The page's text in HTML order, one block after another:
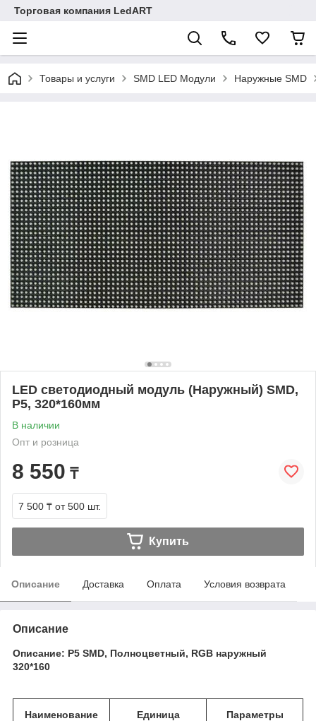
Торговая компания LedART
Товары и услуги SMD LED Модули Наружные SMD
LED светодиодный модуль (Наружный) SMD,
P5, 320*160мм
В наличии
Опт и розница
8 550 ₸
7 500 ₸ от 500 шт.
Купить
Описание Доставка Оплата Условия возврата
Описание
Описание: P5 SMD, Полноцветный, RGB наружный
320*160
Наименование
Единица
Параметры